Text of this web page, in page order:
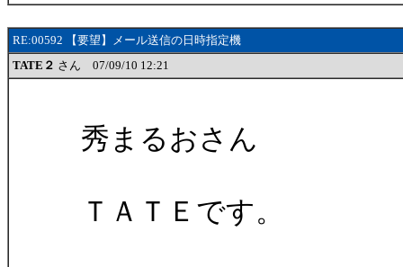
RE:00592 【要望】メール送信の日時指定機
TATE２ さん 07/09/10 12:21
秀まるおさん
ＴＡＴＥです。